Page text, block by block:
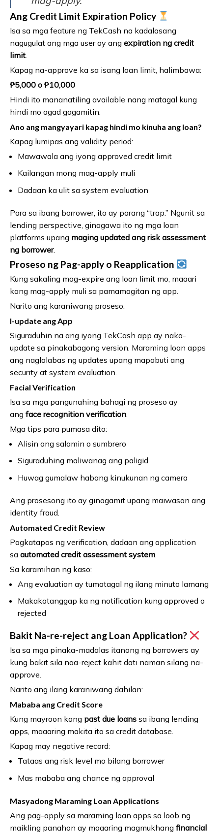
Ang Credit Limit Expiration Policy
Isa sa mga feature ng TekCash na kadalasang
nagugulat ang mga user ay ang expiration ng credit
limit
Kapag na-approve ka sa isang loan limit, halimbawa:
₱5,000 o ₱10,000
Hindi ito mananatiling available nang matagal kung
hindi mo agad gagamitin.
Ano ang mangyayari kapag hindi mo kinuha ang loan?
Kapag lumipas ang validity period:
Mawawala ang iyong approved credit limit
Kailangan mong mag-apply muli
Dadaan ka ulit sa system evaluation
Para sa ibang borrower, ito ay parang “trap.” Ngunit sa
lending perspective, ginagawa ito ng mga loan
platforms upang maging updated ang risk assessment
ng borrower.
Proseso ng Pag-apply o Reapplication
Kung sakaling mag-expire ang loan limit mo, maaari
kang mag-apply muli sa pamamagitan ng app.
Narito ang karaniwang proseso:
I-update ang App
Siguraduhin na ang iyong TekCash app ay naka-
update sa pinakabagong version. Maraming loan apps
ang naglalabas ng updates upang mapabuti ang
security at system evaluation.
Facial Verification
Isa sa mga pangunahing bahagi ng proseso ay
ang face recognition verification
Mga tips para pumasa dito:
Alisin ang salamin o sumbrero
Siguraduhing maliwanag ang paligid
Huwag gumalaw habang kinukunan ng camera
Ang prosesong ito ay ginagamit upang maiwasan ang
identity fraud.
Automated Credit Review
Pagkatapos ng verification, dadaan ang application
sa automated credit assessment system
Sa karamihan ng kaso:
Ang evaluation ay tumatagal ng ilang minuto lamang
Makakatanggap ka ng notification kung approved o
rejected
Bakit Na-re-reject ang Loan Application?
Isa sa mga pinaka-madalas itanong ng borrowers ay
kung bakit sila naa-reject kahit dati naman silang na-
approve.
Narito ang ilang karaniwang dahilan:
Mababa ang Credit Score
Kung mayroon kang past due loans sa ibang lending
apps, maaaring makita ito sa credit database.
Kapag may negative record:
Tataas ang risk level mo bilang borrower
Mas mababa ang chance ng approval
Masyadong Maraming Loan Applications
Ang pag-apply sa maraming loan apps sa loob ng
maikling panahon ay maaaring magmukhang financial